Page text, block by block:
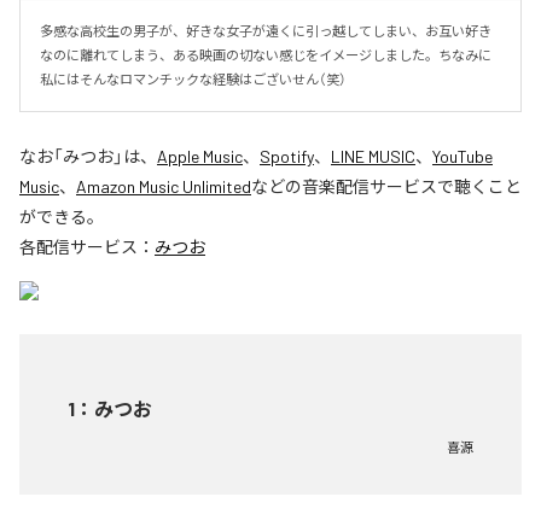
多感な高校生の男子が、好きな女子が遠くに引っ越してしまい、お互い好き
なのに離れてしまう、ある映画の切ない感じをイメージしました。ちなみに
私にはそんなロマンチックな経験はございせん（笑）
なお「みつお」は、 Apple Music、 Spotify、 LINE MUSIC、 YouTube
Music、 Amazon Music Unlimitedなどの音楽配信サービスで聴くこと
ができる。
各配信サービス： みつお
1 ： みつお
喜源